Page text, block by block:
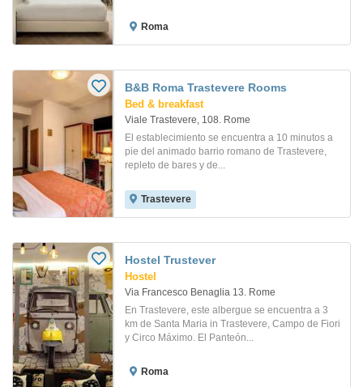
Roma
B&B Roma Trastevere Rooms
Bed & breakfast
Viale Trastevere, 108. Rome
El establecimiento se encuentra a 10 minutos a
pie del animado barrio romano de Trastevere,
repleto de bares y de...
Trastevere
Hostel Trustever
Hostel
Via Francesco Benaglia 13. Rome
En Trastevere, este albergue se encuentra a 3
km de Santa Maria in Trastevere, Campo de Fiori
y Circo Máximo. El Panteón...
Roma